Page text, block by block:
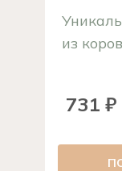
из
731 ₽